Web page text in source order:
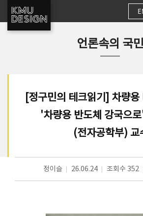
언론속의 국민
[정구민의 테크읽기] 차량용
'차량용 반도체 강국으
(전자공학부) 교
정이슬 26.06.24 조회수 352